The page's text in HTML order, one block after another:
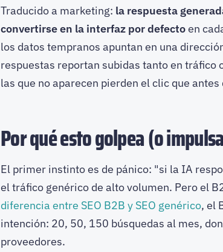
Traducido a marketing: la respuesta
convertirse en la interfaz por defectoen
los datos tempranos apuntan en una
respuestas reportan subidas tanto en
las que no aparecen pierden el clic que
Por qué esto golpea (o
El primer instinto es de pánico: "si la IA
el tráfico genérico de alto volumen. Pero el
diferencia entre SEO B2B y SEO genérico, el
intención: 20, 50, 150 búsquedas al mes,
proveedores.